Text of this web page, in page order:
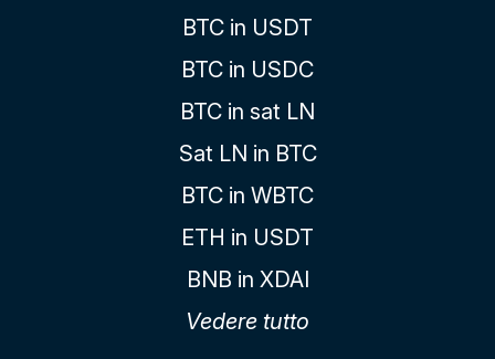
BTC in USDT
BTC in USDC
BTC in sat LN
Sat LN in BTC
BTC in WBTC
ETH in USDT
BNB in XDAI
Vedere tutto